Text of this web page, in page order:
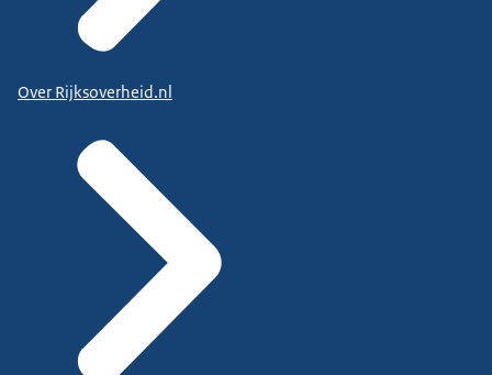
Over Rijksoverheid.nl